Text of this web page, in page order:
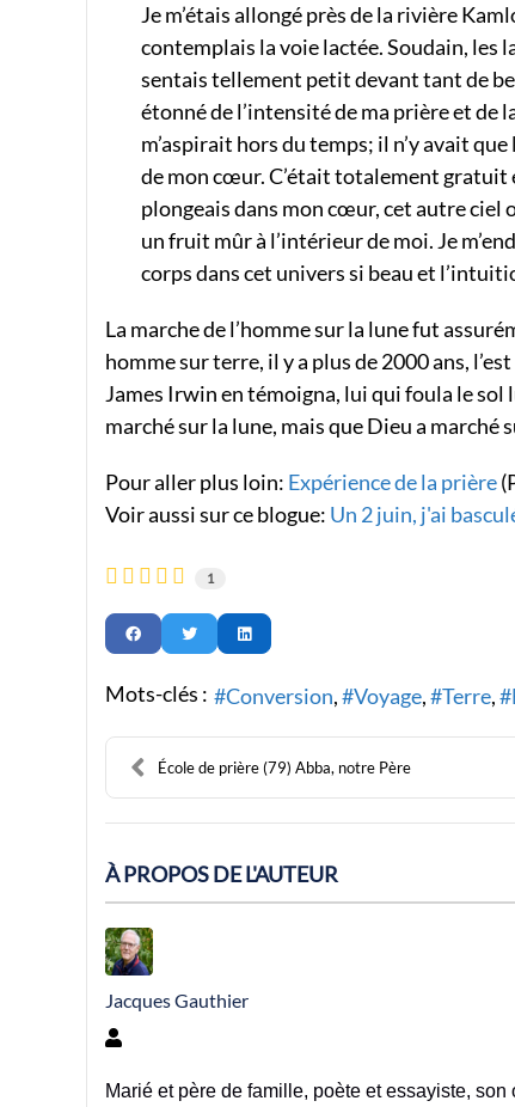
Je m’étais allongé près de la rivière
contemplais la voie lactée. Soudain, les
sentais tellement petit devant tant de
étonné de l’intensité de ma prière et de
m’aspirait hors du temps; il n’y avait
de mon cœur. C’était totalement gratuit
plongeais dans mon cœur, cet autre ciel
un fruit mûr à l’intérieur de moi. Je
corps dans cet univers si beau et
La marche de l’homme sur la lune fut
homme sur terre, il y a plus de 2000 ans,
James Irwin en témoigna, lui qui foula le sol
marché sur la lune, mais que Dieu a marché
Pour aller plus loin: Expérience de la prière
Voir aussi sur ce blogue: Un 2 juin, j'ai
1
Mots-clés : Conversion Voyage Terre
École de prière (79) Abba, notre Père
À PROPOS DE L'AUTEUR
Jacques Gauthier
Jacques Gauthier
Marié et père de famille, poète et essayiste,